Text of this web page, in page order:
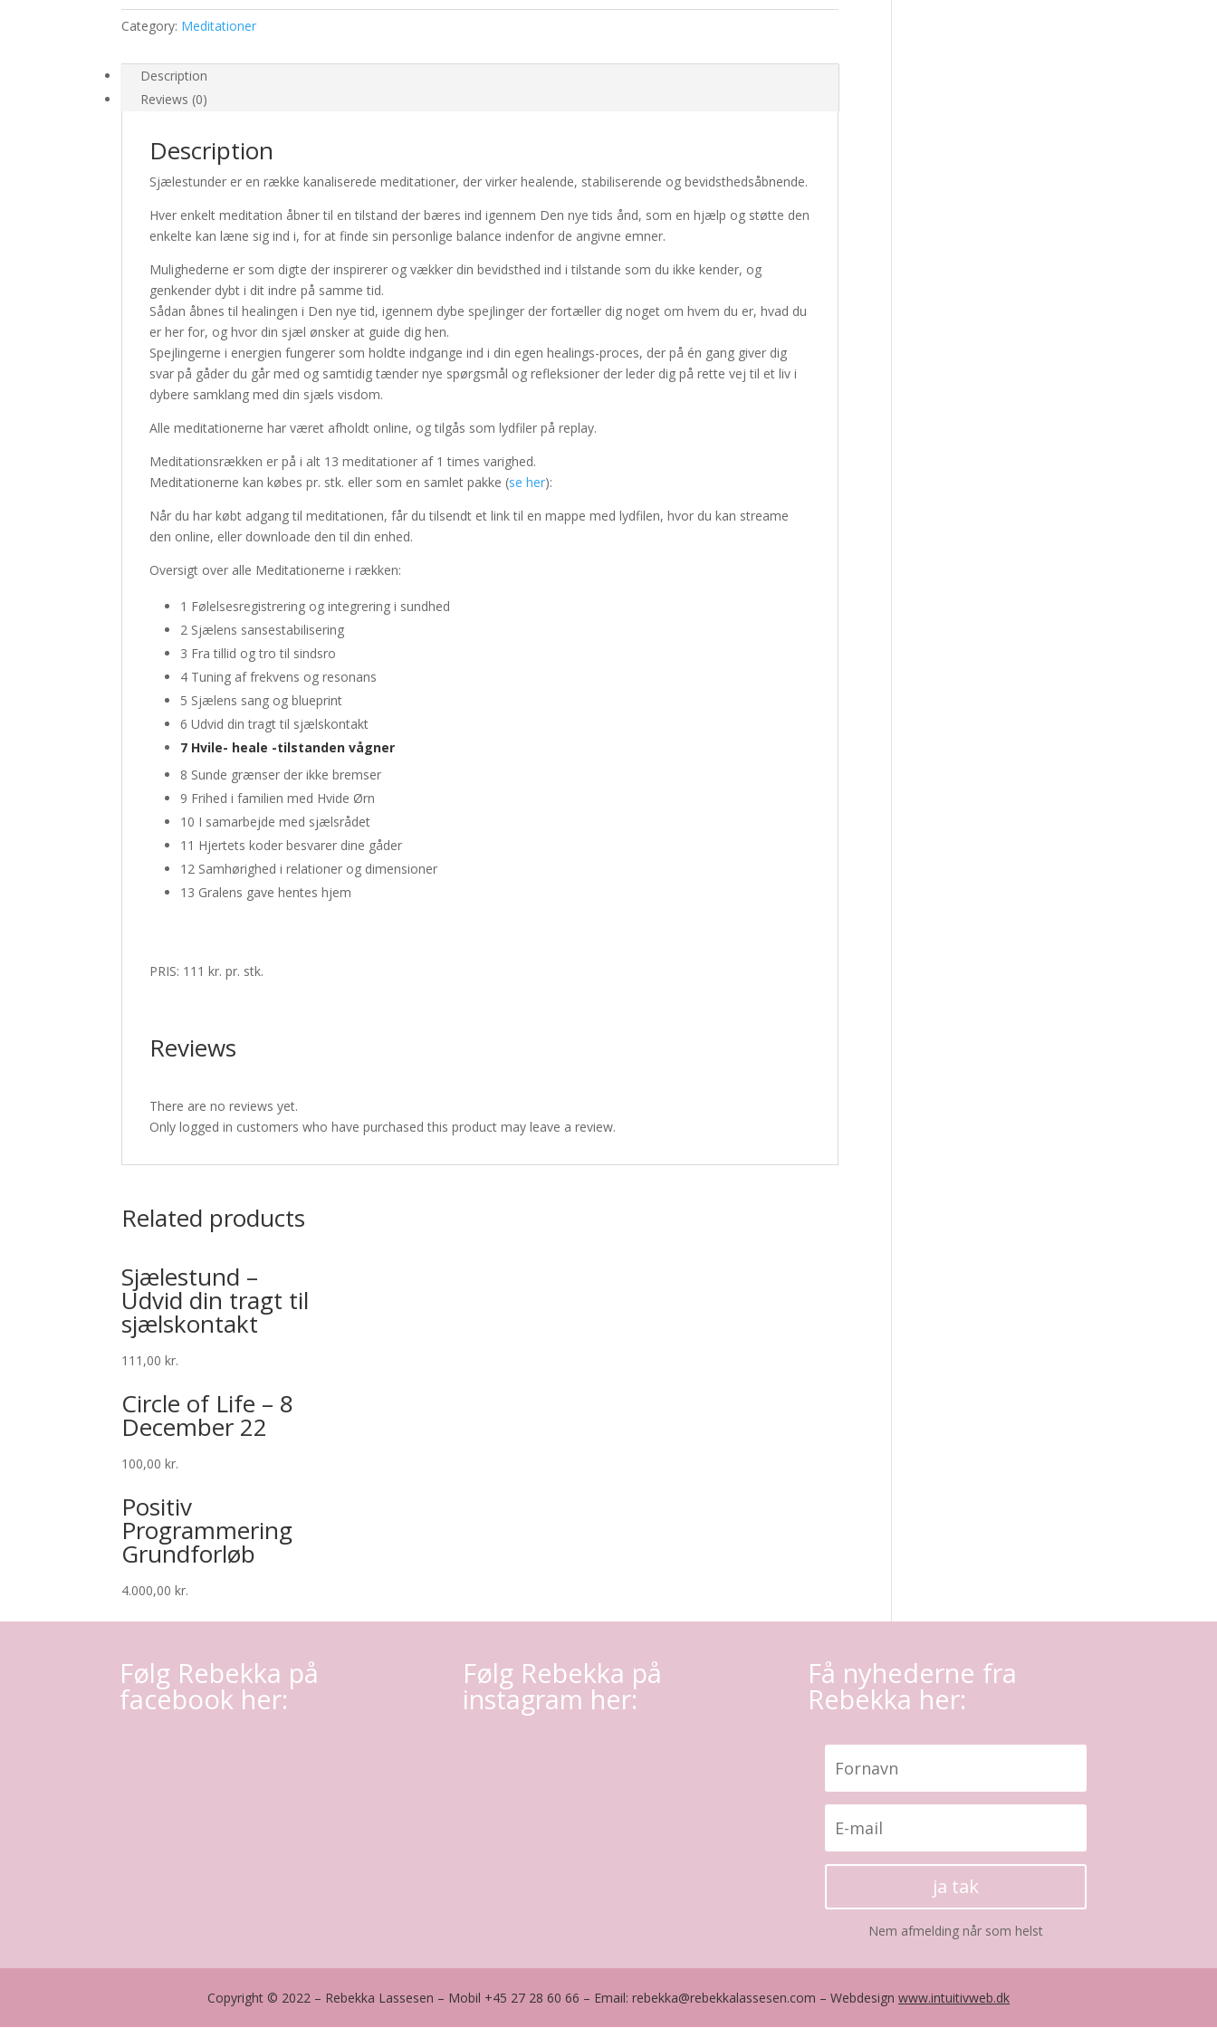
-
vågner
quantity
Category: Meditationer
Description
Reviews (0)
Description
Sjælestunder er en række kanaliserede meditationer, der virker healende, stabiliserende og bevidsthedsåbnende.
Hver enkelt meditation åbner til en tilstand der bæres ind igennem Den nye tids ånd, som en hjælp og støtte den
enkelte kan læne sig ind i, for at finde sin personlige balance indenfor de angivne emner.
Mulighederne er som digte der inspirerer og vækker din bevidsthed ind i tilstande som du ikke kender, og
genkender dybt i dit indre på samme tid.
Sådan åbnes til healingen i Den nye tid, igennem dybe spejlinger der fortæller dig noget om hvem du er, hvad du
er her for, og hvor din sjæl ønsker at guide dig hen.
Spejlingerne i energien fungerer som holdte indgange ind i din egen healings-proces, der på én gang giver dig
svar på gåder du går med og samtidig tænder nye spørgsmål og refleksioner der leder dig på rette vej til et liv i
dybere samklang med din sjæls visdom.
Alle meditationerne har været afholdt online, og tilgås som lydfiler på replay.
Meditationsrækken er på i alt 13 meditationer af 1 times varighed.
Meditationerne kan købes pr. stk. eller som en samlet pakke (se her):
Når du har købt adgang til meditationen, får du tilsendt et link til en mappe med lydfilen, hvor du kan streame
den online, eller downloade den til din enhed.
Oversigt over alle Meditationerne i rækken:
1 Følelsesregistrering og integrering i sundhed
2 Sjælens sansestabilisering
3 Fra tillid og tro til sindsro
4 Tuning af frekvens og resonans
5 Sjælens sang og blueprint
6 Udvid din tragt til sjælskontakt
7 Hvile- heale -tilstanden vågner
8 Sunde grænser der ikke bremser
9 Frihed i familien med Hvide Ørn
10 I samarbejde med sjælsrådet
11 Hjertets koder besvarer dine gåder
12 Samhørighed i relationer og dimensioner
13 Gralens gave hentes hjem
PRIS: 111 kr. pr. stk.
Reviews
There are no reviews yet.
Only logged in customers who have purchased this product may leave a review.
Related products
Sjælestund –
Udvid din tragt til
sjælskontakt
111,00kr.
Circle of Life – 8
December 22
100,00kr.
Positiv
Programmering
Grundforløb
4.000,00kr.
Følg Rebekka på
facebook her:
Følg Rebekka på
instagram her:
Få nyhederne fra
Rebekka her:
ja tak
Nem afmelding når som helst
Copyright © 2022 – Rebekka Lassesen – Mobil +45 27 28 60 66 – Email: rebekka@rebekkalassesen.com – Webdesign www.intuitivweb.dk